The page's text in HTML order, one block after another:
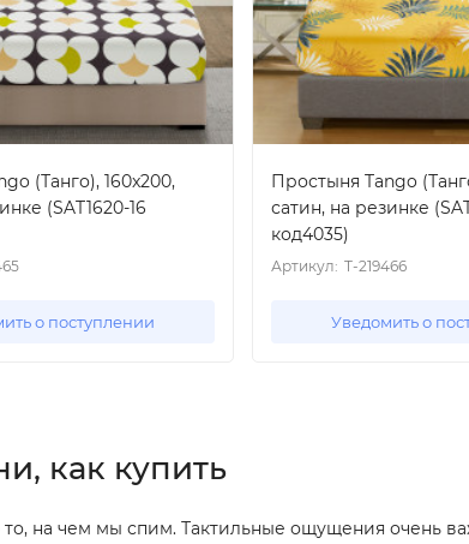
(Танго), 160x200,
(SAT1620-16
о поступлении
Простыня Tango
сатин, на резинке
код4035)
Артикул: T-219466
Уведомить о
как купить
то, на чем мы спим. Тактильные ощущения очень